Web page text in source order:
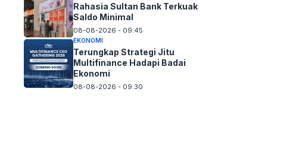
Rahasia Sultan Bank Terkuak
Saldo Minimal
08-08-2026 - 09.45
EKONOMI
Terungkap Strategi Jitu
Multifinance Hadapi Badai
Ekonomi
08-08-2026 - 09.30